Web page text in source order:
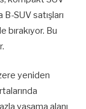
SUV satışları
bırakıyor. Bu
yeniden
yaşama alanı